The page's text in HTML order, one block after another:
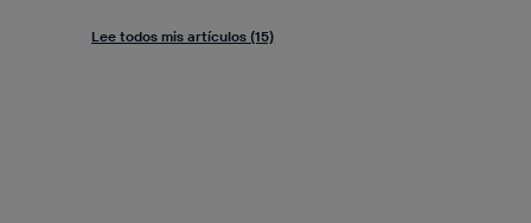
Lee todos mis artículos (15)